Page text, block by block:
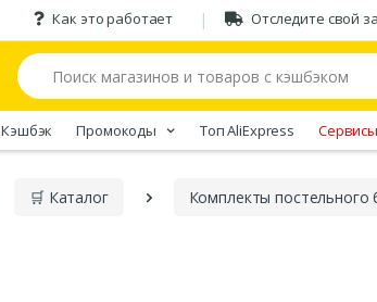
Как это работает Отследите свой
Кэшбэк Промокоды Tоп AliExpress Сервисы
🛒 Каталог Комплекты постельного